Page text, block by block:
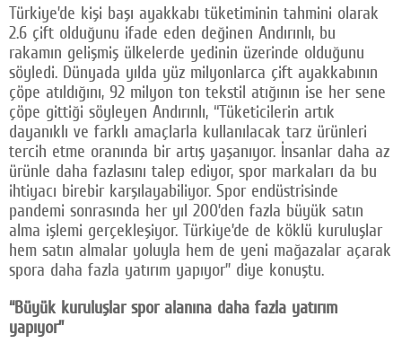
Türkiye’de kişi başı ayakkabı tüketiminin tahmini olarak
2.6 çift olduğunu ifade eden değinen Andırınlı, bu
rakamın gelişmiş ülkelerde yedinin üzerinde olduğunu
söyledi. Dünyada yılda yüz milyonlarca çift ayakkabının
çöpe atıldığını, 92 milyon ton tekstil atığının ise her sene
çöpe gittiği söyleyen Andırınlı, “Tüketicilerin artık
dayanıklı ve farklı amaçlarla kullanılacak tarz ürünleri
tercih etme oranında bir artış yaşanıyor. İnsanlar daha az
ürünle daha fazlasını talep ediyor, spor markaları da bu
ihtiyacı birebir karşılayabiliyor. Spor endüstrisinde
pandemi sonrasında her yıl 200’den fazla büyük satın
alma işlemi gerçekleşiyor. Türkiye’de de köklü kuruluşlar
hem satın almalar yoluyla hem de yeni mağazalar açarak
spora daha fazla yatırım yapıyor” diye konuştu.
“Büyük kuruluşlar spor alanına daha fazla yatırım
yapıyor”